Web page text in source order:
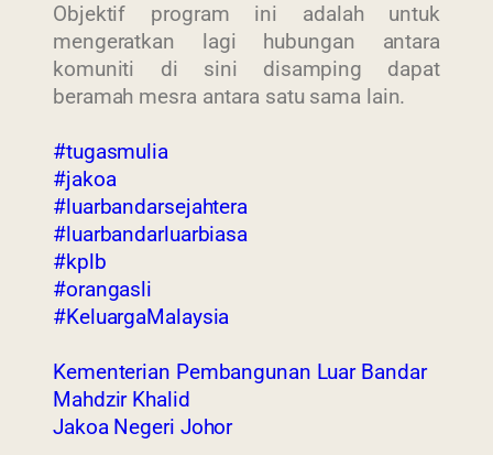
Objektif program ini adalah untuk
mengeratkan lagi hubungan antara
komuniti di sini disamping dapat
beramah mesra antara satu sama lain.
#tugasmulia
#jakoa
#luarbandarsejahtera
#luarbandarluarbiasa
#kplb
#orangasli
#KeluargaMalaysia
Kementerian Pembangunan Luar Bandar
Mahdzir Khalid
Jakoa Negeri Johor